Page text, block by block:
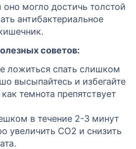
могло достичь толстой
антибактериальное
советов:
ложиться спать слишком
высыпайтесь и избегайте
темнота препятствует
в течение 2-3 минут
увеличить СО2 и снизить